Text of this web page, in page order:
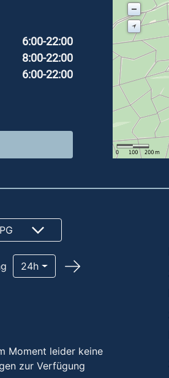
6:00-22:00
8:00-22:00
6:00-22:00
24h
Moment leider keine
zur Verfügung